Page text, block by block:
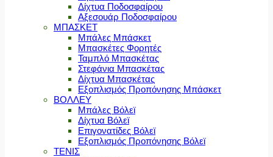
Δίχτυα Ποδοσφαίρου
Αξεσουάρ Ποδοσφαίρου
ΜΠΑΣΚΕΤ
Μπάλες Μπάσκετ
Μπασκέτες Φορητές
Ταμπλό Μπασκέτας
Στεφάνια Μπασκέτας
Δίχτυα Μπασκέτας
Εξοπλισμός Προπόνησης Μπάσκετ
ΒΟΛΛΕΥ
Μπάλες Βόλεϊ
Δίχτυα Βόλεϊ
Επιγονατίδες Βόλεϊ
Εξοπλισμός Προπόνησης Βόλεϊ
ΤΕΝΙΣ